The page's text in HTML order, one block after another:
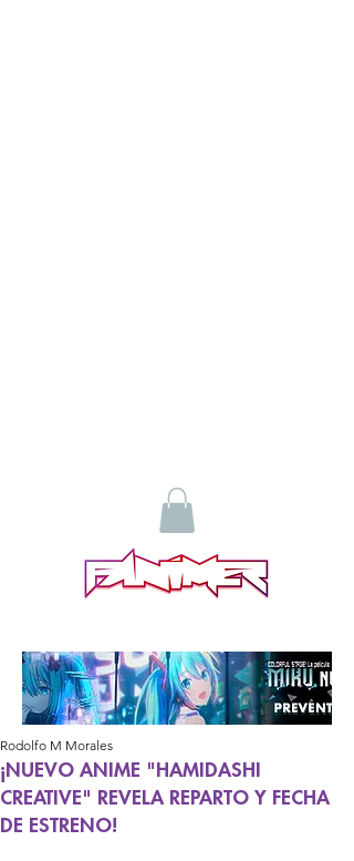
¡NUEVO ANIME "HAMIDASHI
CREATIVE" REVELA REPARTO Y FECHA
DE ESTRENO!
Rodolfo M Morales